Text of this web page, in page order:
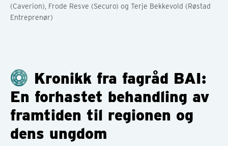
(Caverion), Frode Resve (Securo) og Terje Bekkevold (Røstad
Entreprenør)
Kronikk fra fagråd BAI:
En forhastet behandling av
framtiden til regionen og
dens ungdom